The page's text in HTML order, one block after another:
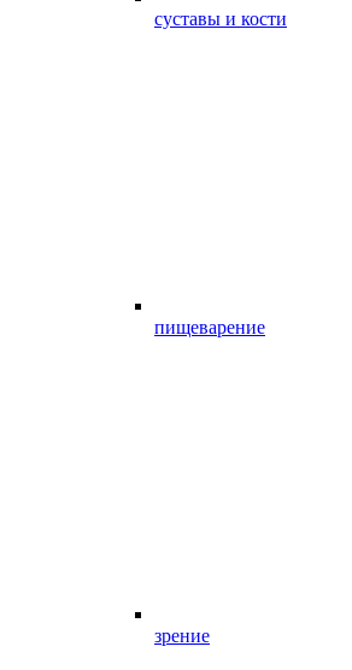
суставы и кости
пищеварение
зрение